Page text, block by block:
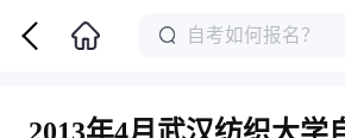
2013年4月武汉纺织大学